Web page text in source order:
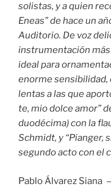
solistas, y a quien
Eneas” de hace un
Auditorio. De voz
instrumentación más
ideal para
enorme sensibilidad,
lentas a las que
te, mio dolce amor”
duodécima) con la
Schmidt, y “Pianger,
segundo acto con el
Pablo Álvarez Siana